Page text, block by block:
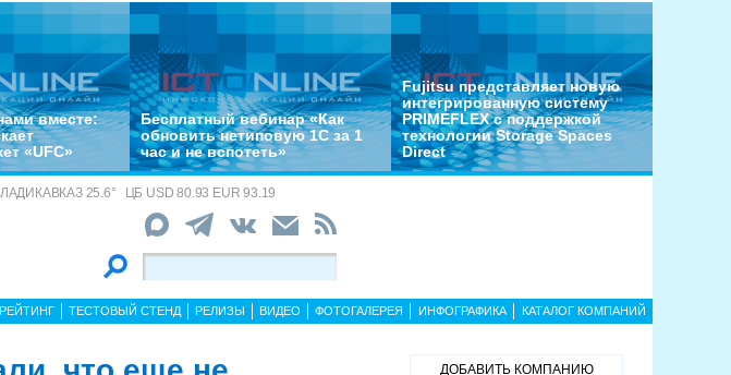
вместе:
«UFC»
Бесплатный вебинар «Как
обновить нетиповую 1С за 1
час и не вспотеть»
Fujitsu представляет новую
интегрированную систему
PRIMEFLEX с поддержкой
технологии Storage Spaces
Direct
25.6° ЦБ USD 80.93 EUR 93.19
ТЕСТОВЫЙ СТЕНД РЕЛИЗЫ ВИДЕО ФОТОГАЛЕРЕЯ ИНФОГРАФИКА КАТАЛОГ КОМПАНИЙ
ДОБАВИТЬ КОМПАНИЮ